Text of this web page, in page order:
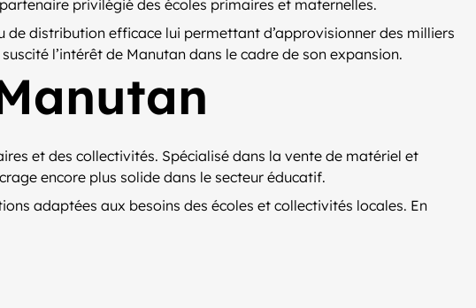
privilégié des écoles primaires et maternelles.
distribution efficace lui permettant d’approvisionner des milliers
l’intérêt de Manutan dans le cadre de son expansion.
et des collectivités. Spécialisé dans la vente de matériel et
encore plus solide dans le secteur éducatif.
adaptées aux besoins des écoles et collectivités locales. En